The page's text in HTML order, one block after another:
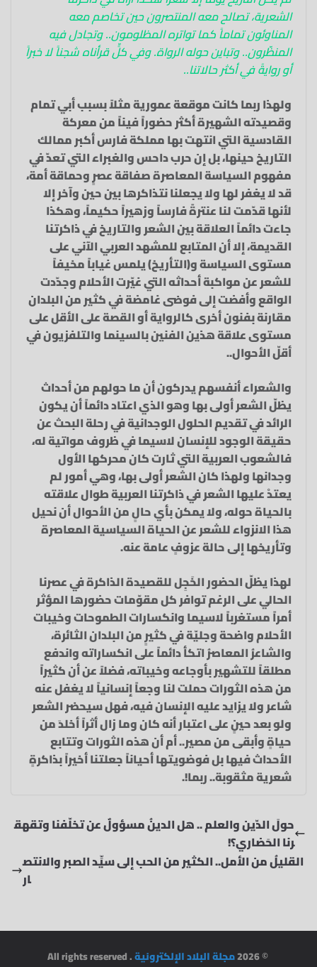
الشعرية، تصالح معه المنتصرون حين تخاصم معه
المناوئون تماماً كما تواتره المظلومون.. وتجادل فيه
المنظّرون.. وتباين حوله الرواة. وفي كلٍّ قرأناه شجناً لا خبراً
أو روايةً في أكثر حالاتنا..
ولهذا ربما كانت موقعة عمورية مثلاً بسبب أبي تمام
وقصيدته الشهيرة أكثر حضوراً فيناً من معركة
القادسية التي انتهت بها مملكة فارس أكبر ممالك
التاريخ حينها، بل إن حرب داحس والغبراء التي تعدّ في
مفهوم السياسة المعاصرة صفاقة عصرٍ وحماقة أمة،
قد لا يغفر لها ولا يجعلنا نتذاكرها بين حين وآخر إلا
لأنها قدّمت لنا عنترةً فارساً وزهيراً حكيماً، وهكذا
جاءت دائماً العلاقة بين الشعر والتاريخ في ذاكرتنا
القديمة، إلا أن المتابع للمشهد العربي الآني على
مستوى السياسة و(التأريخ) يلمس غياباً مخيفاً
للشعر عن مواكبة أحداثه التي غيّرت الأحلام وجدّدت
الواقع وأفضت إلى فوضى غامضة في كثير من البلدان
مقارنة بفنون أخرى كالرواية أو القصة على الأقل على
مستوى علاقة هذين الفنين بالسينما والتلفزيون في
أقلّ الأحوال..
والشعراء أنفسهم يدركون أن ما حولهم من أحداث
يظلّ الشعر أولى بها وهو الذي اعتاد دائماً أن يكون
الرائد في تقديم الحلول الوجدانية في رحلة البحث عن
حقيقة الوجود للإنسان لاسيما في ظروف مواتية له،
فالشعوب العربية التي ثارت كان محركها الأول
وجدانها ولهذا كان الشعر أولى بها، وهي أمور لم
يعتدْ عليها الشعر في ذاكرتنا العربية طوال علاقته
بالحياة حوله، ولا يمكن بأي حالٍ من الأحوال أن نحيل
هذا الانزواء للشعر عن الحياة السياسية المعاصرة
وتأريخها إلى حالة عزوفٍ عامة عنه.
لهذا يظلّ الحضور الخَجِل للقصيدة الذاكرة في عصرنا
الحالي على الرغم توافر كل مقوّمات حضورها المؤثر
أمراً مستغرباً لاسيما وانكسارات الطموحات وخيبات
الأحلام واضحة وجليّة في كثيرٍ من البلدان الثائرة،
والشاعرُ المعاصرُ اتكأ دائماً على انكساراته واندفع
مطلقاً للتشهير بأوجاعه وخيباته، فضلاً عن أن كثيراً
من هذه الثورات حملت لنا وجعاً إنسانياً لا يغفل عنه
شاعر ولا يزايد عليه الإنسان فيه، فهل سيحضر الشعر
ولو بعد حينٍ على اعتبار أنه كان وما زال أثراً أخلدَ من
حياةٍ وأبقى من مصير.. أم أن هذه الثورات وتتابع
الأحداث فيها بل فوضويتها أحياناً جعلتنا أخيراً بذاكرةٍ
شعرية مثقوبة.. ربما!.
حولَ الدّين والعلم .. هل الدينُ مسؤولٌ عن تخلّفنا وتقهق
رنا الحَضاري؟!
القليلُ من الأمل.. الكثير من الحب إلى سيِّد الصبر والانتص
ار
© 2026 مجلة البلاد الإلكترونية. All rights reserved